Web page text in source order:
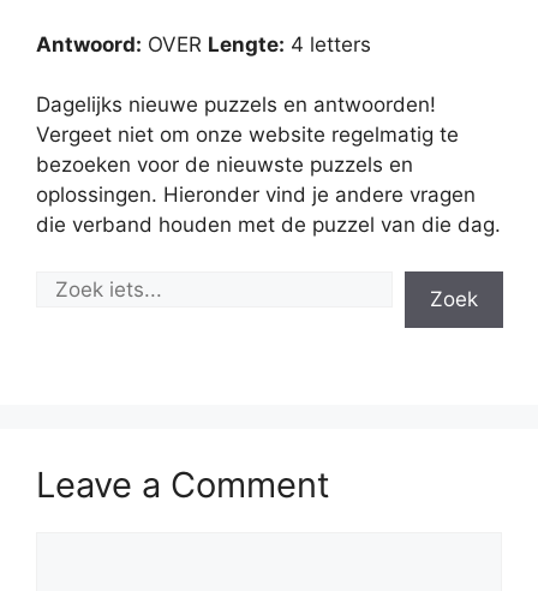
Antwoord: OVER Lengte: 4 letters
Dagelijks nieuwe puzzels en antwoorden!
Vergeet niet om onze website regelmatig te
bezoeken voor de nieuwste puzzels en
oplossingen. Hieronder vind je andere vragen
die verband houden met de puzzel van die dag.
Zoek
Leave a Comment